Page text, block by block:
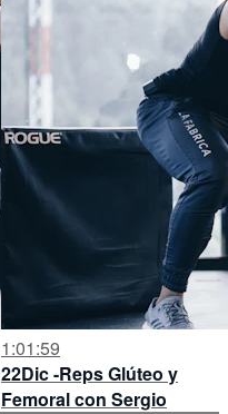
1:01:59
22Dic -Reps Glúteo y
Femoral con Sergio